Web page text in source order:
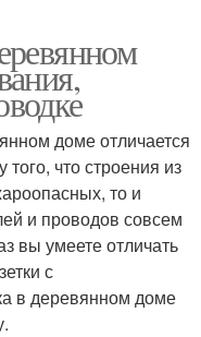
Гофр для проводки
для проводки
доме отличается
что строения из
то и
и проводов совсем
вы умеете отличать
с
в деревянном доме